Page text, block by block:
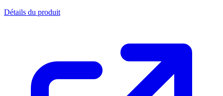
Détails du produit